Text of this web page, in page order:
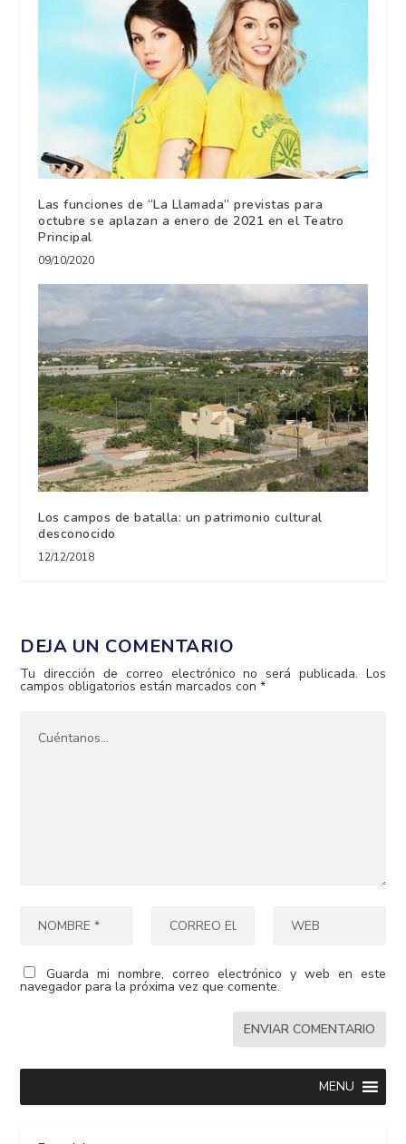
Las funciones de “La Llamada” previstas para
octubre se aplazan a enero de 2021 en el Teatro
Principal
09/10/2020
Los campos de batalla: un patrimonio cultural
desconocido
12/12/2018
DEJA UN COMENTARIO
Tu dirección de correo electrónico no será publicada. Los
campos obligatorios están marcados con*
Guarda mi nombre, correo electrónico y web en este
navegador para la próxima vez que comente.
MENU